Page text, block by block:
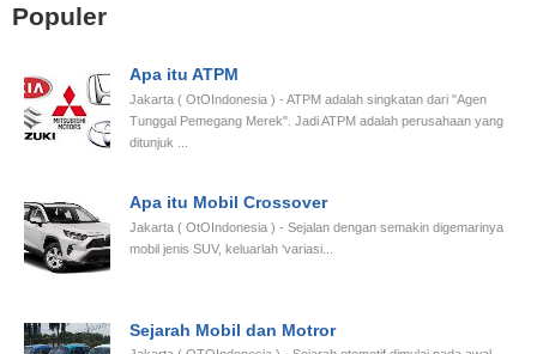
Populer
Apa itu ATPM
Jakarta ( OtOIndonesia ) - ATPM adalah singkatan dari "Agen
Tunggal Pemegang Merek". Jadi ATPM adalah perusahaan yang
ditunjuk ...
Apa itu Mobil Crossover
Jakarta ( OtOIndonesia ) - Sejalan dengan semakin digemarinya
mobil jenis SUV, keluarlah ‘variasi...
Sejarah Mobil dan Motror